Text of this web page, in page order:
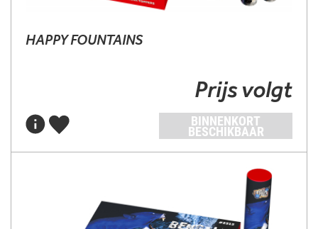
HAPPY FOUNTAINS
Prijs volgt
BINNENKORT
BESCHIKBAAR